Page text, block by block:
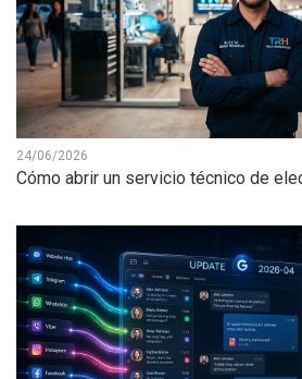
24/06/2026
Cómo abrir un servicio técnico de